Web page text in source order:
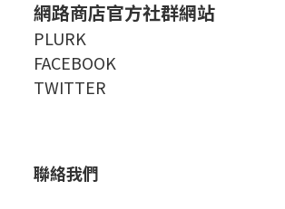
網路商店官方社群網站
PLURK
FACEBOOK
TWITTER
聯絡我們